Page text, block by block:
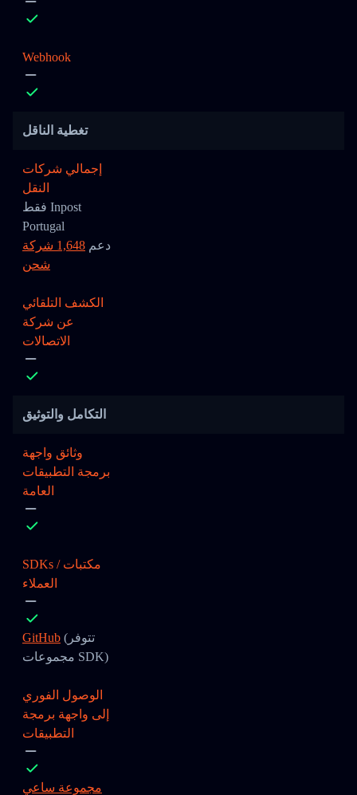
Webhook
تغطية الناقل
إجمالي شركات
النقل
فقط Inpost
Portugal
دعم
1,648 شركة
شحن
الكشف التلقائي
عن شركة
الاتصالات
التكامل والتوثيق
وثائق واجهة
برمجة التطبيقات
العامة
SDKs / مكتبات
العملاء
GitHub (تتوفر
مجموعات SDK)
الوصول الفوري
إلى واجهة برمجة
التطبيقات
مجموعة ساعي